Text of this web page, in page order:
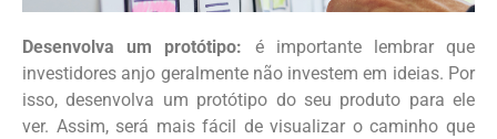
Desenvolva um protótipo: é importante lembrar que
investidores anjo geralmente não investem em ideias. Por
isso, desenvolva um protótipo do seu produto para ele
ver. Assim, será mais fácil de visualizar o caminho que